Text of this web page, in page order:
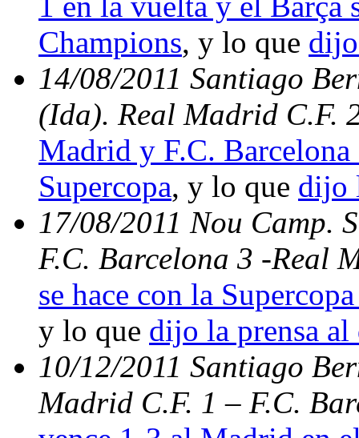
Champions, y lo que
14/08/2011 Santiago
(Ida). Real Madrid C.F.
Madrid y F.C. Barcelona
Supercopa, y lo que dijo
17/08/2011 Nou Camp.
F.C. Barcelona 3 -Real
se hace con la
y lo que dijo la prensa
10/12/2011 Santiago
Madrid C.F. 1 – F.C.